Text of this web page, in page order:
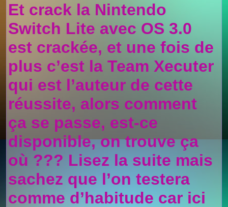
Et crack la Nintendo
Switch Lite avec OS 3.0
est crackée, et une fois de
plus c’est la Team Xecuter
qui est l’auteur de cette
réussite, alors comment
ça se passe, est-ce
disponible, on trouve ça
où ??? Lisez la suite mais
sachez que l’on testera
comme d’habitude car ici